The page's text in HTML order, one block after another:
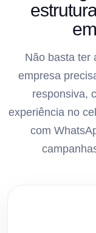
Não basta ter
empresa
responsiva,
experiência no
com